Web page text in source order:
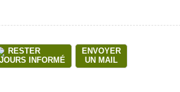
RESTER
INFORMÉ
ENVOYER
UN MAIL